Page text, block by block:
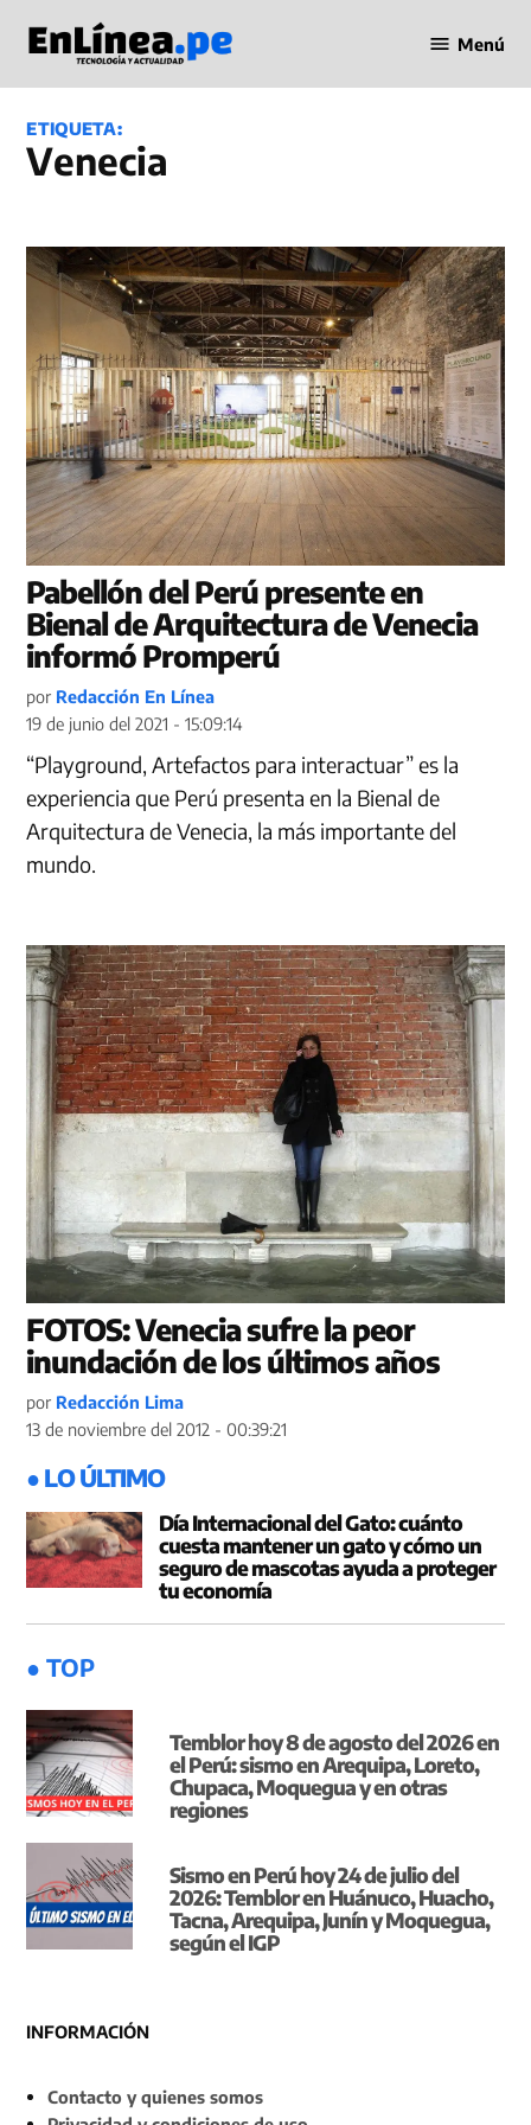
contenido
en Línea
Menú
ETIQUETA:
Venecia
Pabellón del Perú presente en
Bienal de Arquitectura de Venecia
informó Promperú
por Redacción En Línea
19 de junio del 2021 - 15:09:14
“Playground, Artefactos para interactuar” es la
experiencia que Perú presenta en la Bienal de
Arquitectura de Venecia, la más importante del
mundo.
FOTOS: Venecia sufre la peor
inundación de los últimos años
por Redacción Lima
13 de noviembre del 2012 - 00:39:21
● LO ÚLTIMO
Día Internacional del Gato: cuánto
cuesta mantener un gato y cómo un
seguro de mascotas ayuda a proteger
tu economía
● TOP
Temblor hoy 8 de agosto del 2026 en
el Perú: sismo en Arequipa, Loreto,
Chupaca, Moquegua y en otras
regiones
Sismo en Perú hoy 24 de julio del
2026: Temblor en Huánuco, Huacho,
Tacna, Arequipa, Junín y Moquegua,
según el IGP
INFORMACIÓN
Contacto y quienes somos